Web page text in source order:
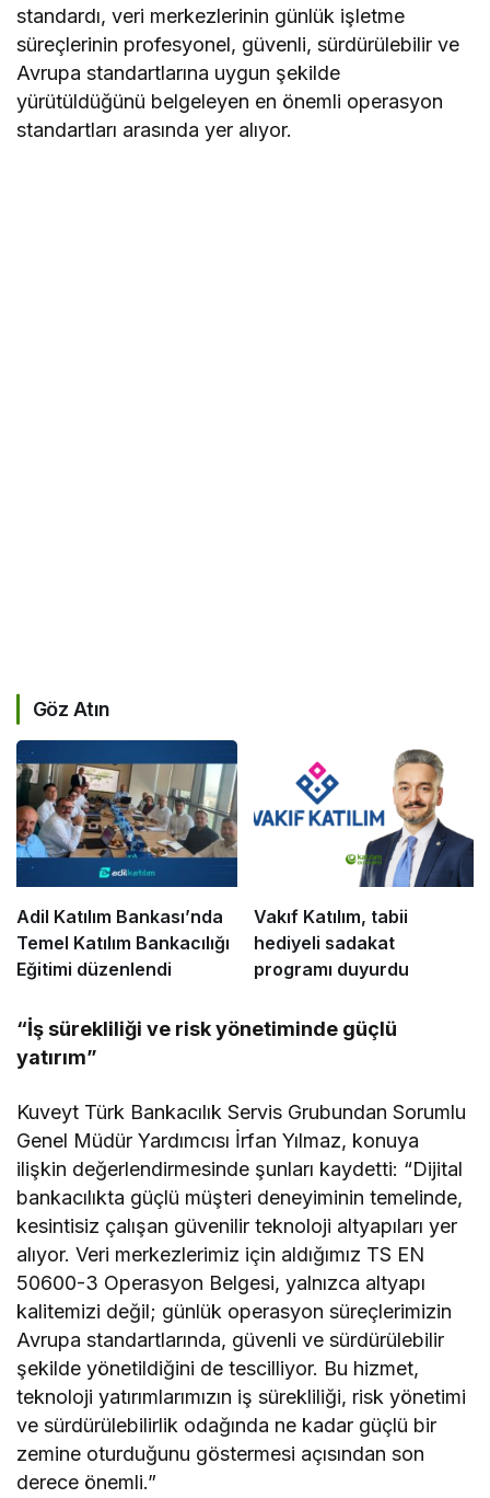
standardı, veri merkezlerinin günlük işletme
süreçlerinin profesyonel, güvenli, sürdürülebilir ve
Avrupa standartlarına uygun şekilde
yürütüldüğünü belgeleyen en önemli operasyon
standartları arasında yer alıyor.
Göz Atın
Adil Katılım Bankası’nda
Temel Katılım Bankacılığı
Eğitimi düzenlendi
Vakıf Katılım, tabii
hediyeli sadakat
programı duyurdu
“İş sürekliliği ve risk yönetiminde güçlü
yatırım”
Kuveyt Türk Bankacılık Servis Grubundan Sorumlu
Genel Müdür Yardımcısı İrfan Yılmaz, konuya
ilişkin değerlendirmesinde şunları kaydetti: “Dijital
bankacılıkta güçlü müşteri deneyiminin temelinde,
kesintisiz çalışan güvenilir teknoloji altyapıları yer
alıyor. Veri merkezlerimiz için aldığımız TS EN
50600-3 Operasyon Belgesi, yalnızca altyapı
kalitemizi değil; günlük operasyon süreçlerimizin
Avrupa standartlarında, güvenli ve sürdürülebilir
şekilde yönetildiğini de tescilliyor. Bu hizmet,
teknoloji yatırımlarımızın iş sürekliliği, risk yönetimi
ve sürdürülebilirlik odağında ne kadar güçlü bir
zemine oturduğunu göstermesi açısından son
derece önemli.”